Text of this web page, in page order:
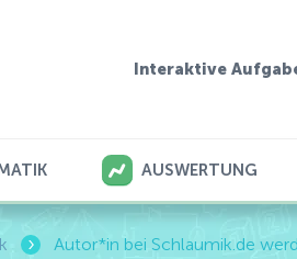
Interaktive
AUSWERTUNG
› Autor*in bei Schlaumik.de